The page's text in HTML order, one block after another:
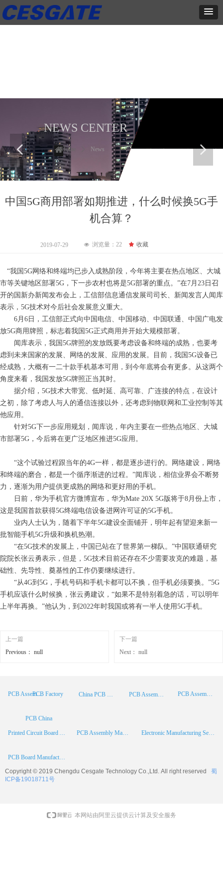
中国5G商用部署如期推进，什么时候换5G手
机合算？
2019-07-29
“我国5G网络和终端均已步入成熟阶段，今年将主要在热点地区、大城
市等关键地区部署5G，下一步农村也将是5G部署的重点。”在7月23日召
开的国新办新闻发布会上，工信部信息通信发展司司长、新闻发言人闻库
表示，5G技术对今后社会发展意义重大。
6月6日，工信部正式向中国电信、中国移动、中国联通、中国广电发
放5G商用牌照，标志着我国5G正式商用并开始大规模部署。
闻库表示，我国5G牌照的发放既要考虑设备和终端的成熟，也要考
虑到未来国家的发展、网络的发展、应用的发展。目前，我国5G设备已
经成熟，大概有一二十款手机基本可用，到今年底将会有更多。从这两个
角度来看，我国发放5G牌照正当其时。
据介绍，5G技术大带宽、低时延、高可靠、广连接的特点，在设计
之初，除了考虑人与人的通信连接以外，还考虑到物联网和工业控制等其
他应用。
针对5G下一步应用规划，闻库说，年内主要在一些热点地区、大城
市部署5G，今后将在更广泛地区推进5G应用。
“这个试验过程跟当年的4G一样，都是逐步进行的。网络建设，网络
和终端的磨合，都是一个循序渐进的过程。”闻库说，相信业界会不断努
力，逐渐为用户提供更成熟的网络和更好用的手机。
日前，华为手机官方微博宣布，华为Mate 20X 5G版将于8月份上市，
这是我国首款获得5G终端电信设备进网许可证的5G手机。
业内人士认为，随着下半年5G建设全面铺开，明年起有望迎来新一
批智能手机5G升级和换机热潮。
“在5G技术的发展上，中国已站在了世界第一梯队。”中国联通研究
院院长张云勇表示，但是，5G技术目前还存在不少需要攻克的难题，基
础性、先导性、奠基性的工作仍要继续进行。
“从4G到5G，手机号码和手机卡都可以不换，但手机必须要换。”5G
手机应该什么时候换，张云勇建议，“如果不是特别着急的话，可以明年
上半年再换。”他认为，到2022年时我国或将有一半人使用5G手机。
上一篇
Previous： null
下一篇
Next： null
NEWS CENTER
Home News
넳 넲
넶 浏览量： 22 끄 收藏
PCB Assembly PCB Assembly Supplier
Printed Circuit Board Assembly PCB Assembly Manufacturer Electronic Manufacturing Services
PCB Assembly China
China PCB Manufacturer
PCB China
PCB Board Manufacturer
PCB Factory
Copyright © 2019 Chengdu Cesgate Technology Co.,Ltd. All right reserved
蜀
ICP备19018711号
本网站由阿里云提供云计算及安全服务